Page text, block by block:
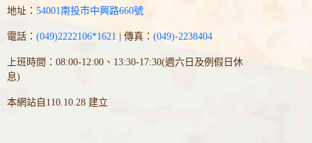
地址： 54001南投市中興路660號
電話： (049)2222106*1621 | 傳真： (049)-2238404
上班時間：08:00-12:00、13:30-17:30(週六日及例假日休
息)
本網站自110.10.28 建立